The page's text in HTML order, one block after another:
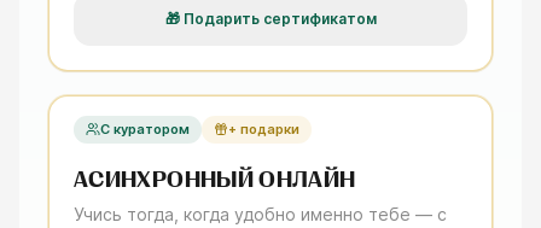
🎁 Подарить сертификатом
С куратором + подарки
АСИНХРОННЫЙ ОНЛАЙН
Учись тогда, когда удобно именно тебе — с